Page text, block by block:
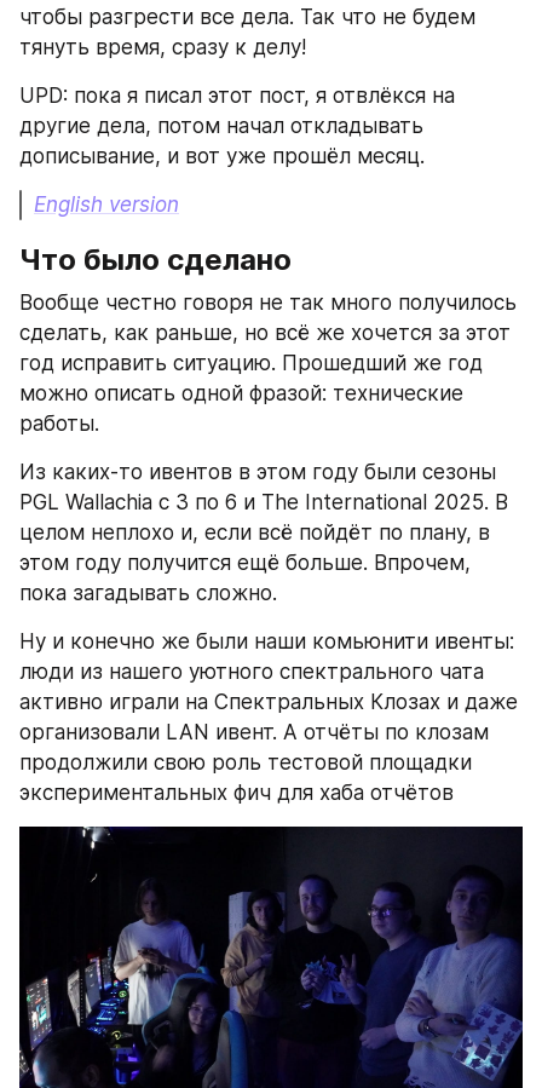
чтобы разгрести все дела. Так что не будем
тянуть время, сразу к делу!
UPD: пока я писал этот пост, я отвлёкся на
другие дела, потом начал откладывать
дописывание, и вот уже прошёл месяц.
English version
Что было сделано
Вообще честно говоря не так много получилось
сделать, как раньше, но всё же хочется за этот
год исправить ситуацию. Прошедший же год
можно описать одной фразой: технические
работы.
Из каких-то ивентов в этом году были сезоны
PGL Wallachia с 3 по 6 и The International 2025. В
целом неплохо и, если всё пойдёт по плану, в
этом году получится ещё больше. Впрочем,
пока загадывать сложно.
Ну и конечно же были наши комьюнити ивенты:
люди из нашего уютного спектрального чата
активно играли на Спектральных Клозах и даже
организовали LAN ивент. А отчёты по клозам
продолжили свою роль тестовой площадки
экспериментальных фич для хаба отчётов